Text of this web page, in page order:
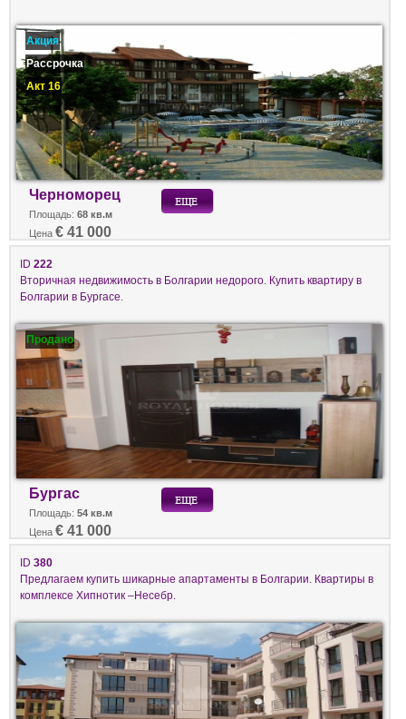
Акция
Рассрочка
Акт 16
Черноморец
Площадь: 68 кв.м
Цена € 41 000
ID 222
Вторичная недвижимость в Болгарии недорого. Купить квартиру в
Болгарии в Бургасе.
Продано
Бургас
Площадь: 54 кв.м
Цена € 41 000
ID 380
Предлагаем купить шикарные апартаменты в Болгарии. Квартиры в
комплексе Хипнотик –Несебр.